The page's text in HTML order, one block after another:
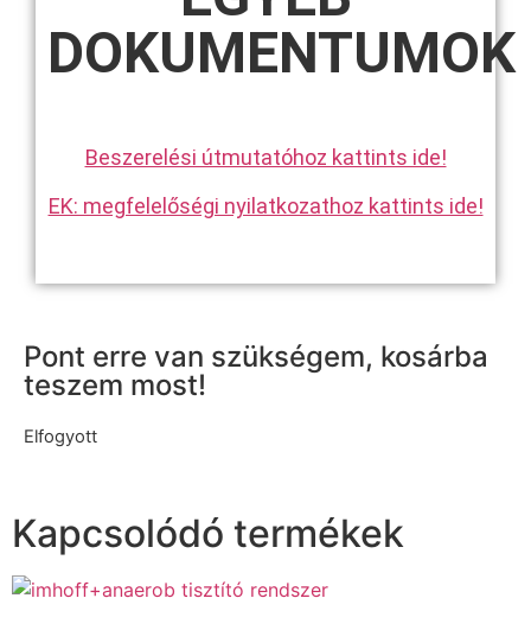
DOKUMENTUMOK
Beszerelési útmutatóhoz kattints ide!
EK: megfelelőségi nyilatkozathoz kattints ide!
Pont erre van szükségem, kosárba
teszem most!
Elfogyott
Kapcsolódó termékek